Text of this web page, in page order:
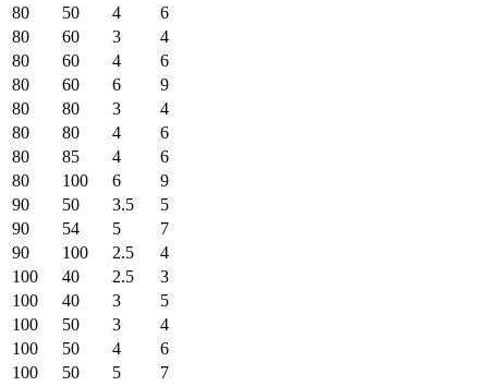
80
50 4
6
80
60 3
4
80
60 4
6
80
60 6
9
80
80 3
4
80
80 4
6
80
85 4
6
80
100 6
9
90
50 3.5
5
90
54 5
7
90
100 2.5
4
100
40 2.5
3
100
40 3
5
100
50 3
4
100
50 4
6
100
50 5
7